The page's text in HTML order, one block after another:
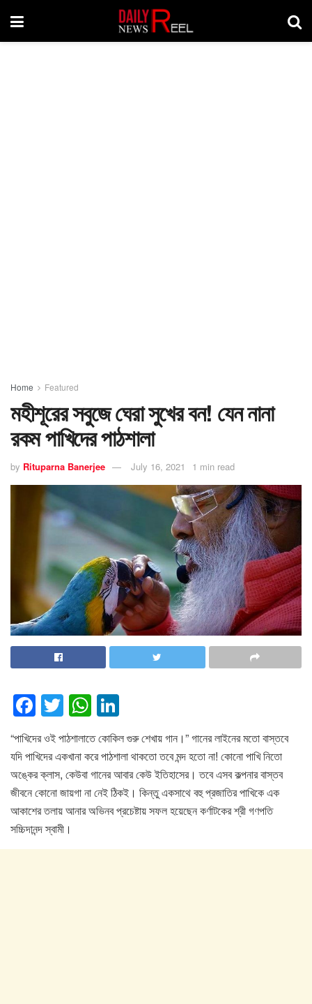
Home Featured
মহীশূরের সবুজে ঘেরা সুখের বন! যেন নানা
রকম পাখিদের পাঠশালা
by Rituparna Banerjee July 16, 2021 1 min read
F
a
c
e
b
o
o
T
wi
tt
er
W
h
at
s
A
p
n
k
e
dI
n
“পাখিদের ওই পাঠশালাতে কোকিল গুরু শেখায় গান।” গানের লাইনের মতো বাস্তবে
যদি পাখিদের একখানা করে পাঠশালা থাকতো তবে মন্দ হতো না! কোনো পাখি নিতো
অঙ্কের ক্লাস, কেউবা গানের আবার কেউ ইতিহাসের। তবে এসব কল্পনার বাস্তব
জীবনে কোনো জায়গা না নেই ঠিকই। কিন্তু একসাথে বহু প্রজাতির পাখিকে এক
আকাশের তলায় আনার অভিনব প্রচেষ্টায় সফল হয়েছেন কর্ণাটকের শ্রী গণপতি
সচ্চিদানন্দ স্বামী।